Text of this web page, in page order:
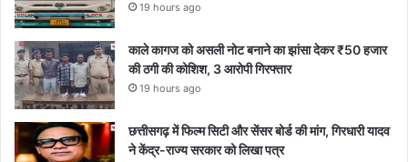
19 hours ago
काले कागज को असली नोट बनाने का झांसा देकर ₹50 हजार
की ठगी की कोशिश, 3 आरोपी गिरफ्तार
19 hours ago
छत्तीसगढ़ में फिल्म सिटी और सेंसर बोर्ड की मांग, गिरधारी यादव
ने केंद्र-राज्य सरकार को लिखा पत्र